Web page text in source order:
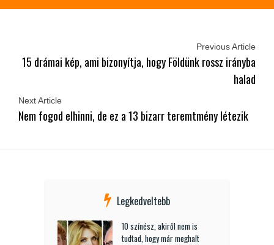
Previous Article
15 drámai kép, ami bizonyítja, hogy Földünk rossz irányba
halad
Next Article
Nem fogod elhinni, de ez a 13 bizarr teremtmény létezik
Legkedveltebb
10 színész, akiről nem is
tudtad, hogy már meghalt